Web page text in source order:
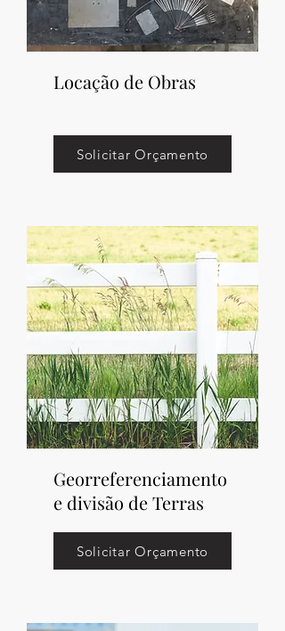
Locação de Obras
Solicitar Orçamento
Georreferenciamento
e divisão de Terras
Solicitar Orçamento